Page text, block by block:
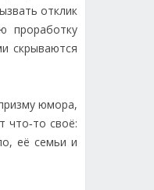
отклик
проработку
скрываются
юмора,
что‑то своё:
её семьи и